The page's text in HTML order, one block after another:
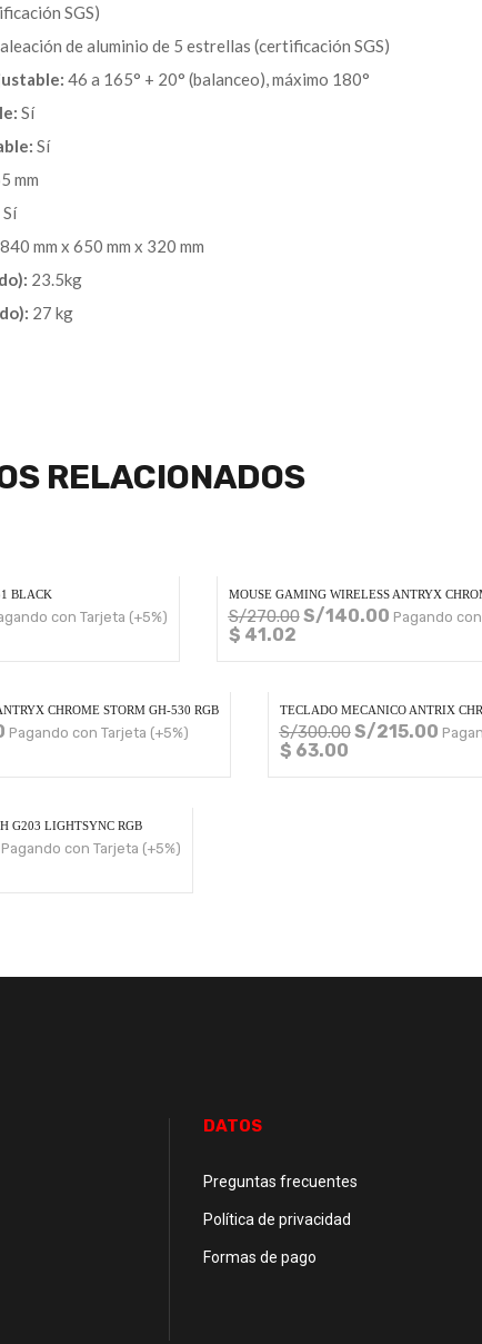
SGS)
de aluminio de 5 estrellas (certificación SGS)
46 a 165° + 20° (balanceo), máximo 180°
Sí
Sí
mm
Sí
840 mm x 650 mm x 320 mm
23.5kg
27 kg
RELACIONADOS
BLACK
con Tarjeta (+5%)
MOUSE GAMING WIRELESS ANTRYX
S/270.00S/140.00 Pagando
$ 41.02
CHROME STORM GH-530 RGB
Pagando con Tarjeta (+5%)
TECLADO MECANICO ANTRIX
S/300.00S/215.00
$ 63.00
G203 LIGHTSYNC RGB
Pagando con Tarjeta (+5%)
DATOS
Preguntas frecuentes
Política de privacidad
Formas de pago